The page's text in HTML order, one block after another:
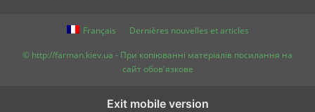
Français Dernières nouvelles et articles
© http://farman.kiev.ua - При копіюванні матеріалів посилання на
сайт обов'язкове
Exit mobile version